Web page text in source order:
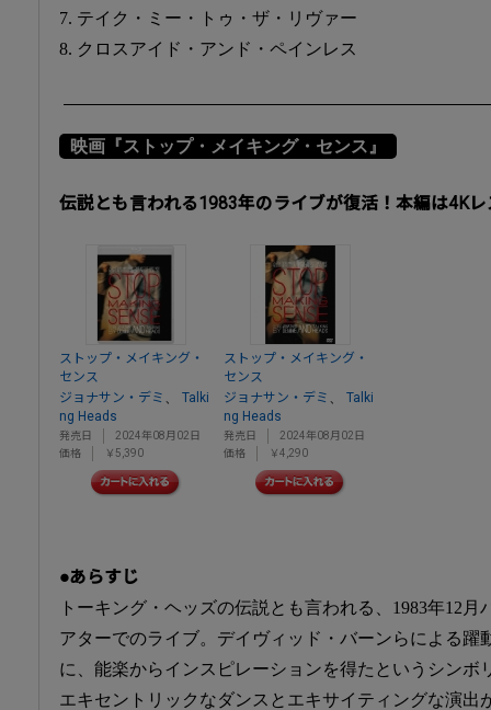
7. テイク・ミー・トゥ・ザ・リヴァー
8. クロスアイド・アンド・ペインレス
映画『ストップ・メイキング・センス』
伝説とも言われる1983年のライブが復活！本編は4K
ストップ・メイキング・
センス
ジョナサン・デミ 、 Talki
ng Heads
発売日
2024年08月02日
価格
￥5,390
ストップ・メイキング・
センス
ジョナサン・デミ 、 Talki
ng Heads
発売日
2024年08月02日
価格
￥4,290
●あらすじ
トーキング・ヘッズの伝説とも言われる、1983年12
アターでのライブ。デイヴィッド・バーンらによる躍
に、能楽からインスピレーションを得たというシンボ
エキセントリックなダンスとエキサイティングな演出